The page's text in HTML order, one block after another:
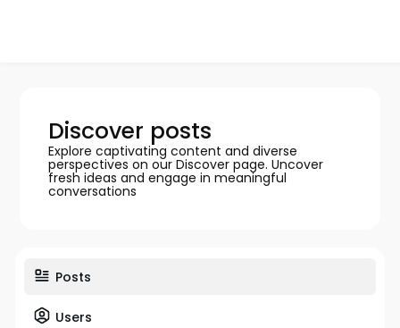
Discover posts
Explore captivating content and diverse
perspectives on our Discover page. Uncover
fresh ideas and engage in meaningful
conversations
Posts
Users